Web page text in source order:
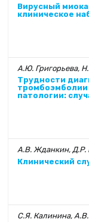
Вирусный
клиническое
А.Ю. Григорьева,
Трудности
тромбоэмболии
патологии:
А.В. Жданкин, Д.Р.
Клинический
С.Я. Калинина,